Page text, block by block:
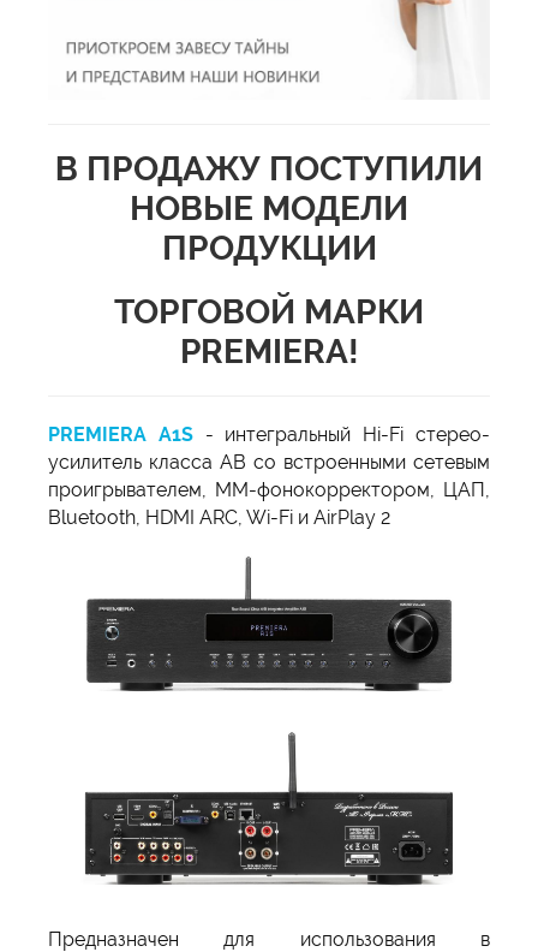
В ПРОДАЖУ ПОСТУПИЛИ
НОВЫЕ МОДЕЛИ
ПРОДУКЦИИ
ТОРГОВОЙ МАРКИ
PREMIERA!
PREMIERA A1S- интегральный Hi-Fi стерео-
усилитель класса AB со встроенными сетевым
проигрывателем, MM-фонокорректором, ЦАП,
Bluetooth, HDMI ARC, Wi-Fi и AirPlay 2
Предназначен для использования в